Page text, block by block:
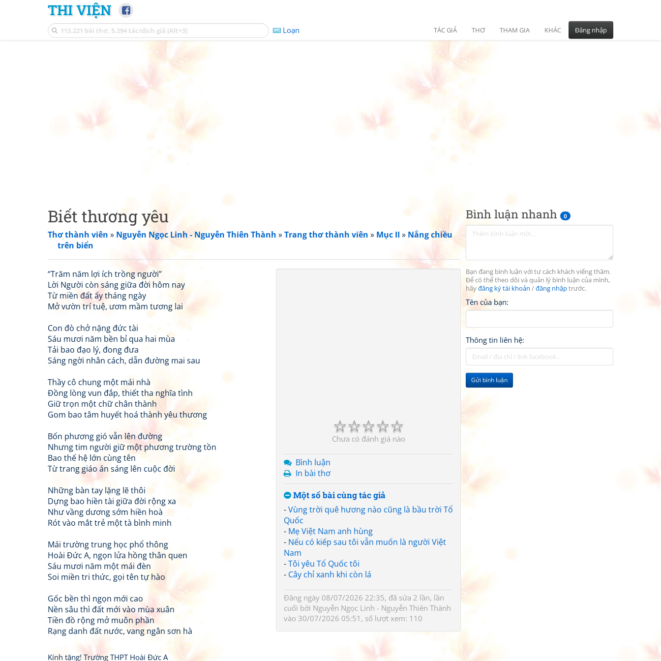
THI VIỆN
Loạn TÁC GIẢ THƠ THAM GIA KHÁC Đăng nhập
Bình luận nhanh 0
Bạn đang bình luận với tư cách khách viếng thăm.
Để có thể theo dõi và quản lý bình luận của mình,
hãyđăng ký tài khoản /đăng nhậptrước.
Tên của bạn:
Thông tin liên hệ:
Gửi bình luận
Biết thương yêu
Thơ thành viên » Nguyễn Ngọc Linh - Nguyễn Thiên Thành »Trang thơ thành viên » Mục II » Nắng chiều
trên biển
☆
☆
☆
☆
☆
Chưa có đánh giá nào
Bình luận
In bài thơ
Một số bài cùng tác giả
-Vùng trời quê hương nào cũng là bầu trời Tổ
Quốc
- Mẹ Việt Nam anh hùng
- Nếu có kiếp sau tôi vẫn muốn là người Việt
Nam
-Tôi yêu Tổ Quốc tôi
- Cây chỉ xanh khi còn lá
Đăng ngày 08/07/2026 22:35, đã sửa 2 lần, lần
cuối bởi Nguyễn Ngọc Linh - Nguyễn Thiên Thành
vào 30/07/2026 05:51, số lượt xem: 110
“Trăm năm lợi ích trồng người”
Lời Người còn sáng giữa đời hôm nay
Từ miền đất ấy tháng ngày
Mở vườn trí tuệ, ươm mầm tương lai
Con đò chở nặng đức tài
Sáu mươi năm bền bỉ qua hai mùa
Tải bao đạo lý, đong đưa
Sáng ngời nhân cách, dẫn đường mai sau
Thầy cô chung một mái nhà
Đồng lòng vun đắp, thiết tha nghĩa tình
Giữ trọn một chữ chân thành
Gom bao tâm huyết hoá thành yêu thương
Bốn phương gió vẫn lên đường
Nhưng tim người giữ một phương trường tồn
Bao thế hệ lớn cùng tên
Từ trang giáo án sáng lên cuộc đời
Những bàn tay lặng lẽ thôi
Dựng bao hiền tài giữa đời rộng xa
Như vầng dương sớm hiền hoà
Rót vào mắt trẻ một tà bình minh
Mái trường trung học phổ thông
Hoài Đức A, ngọn lửa hồng thân quen
Sáu mươi năm một mái đèn
Soi miền tri thức, gọi tên tự hào
Gốc bền thì ngọn mới cao
Nền sâu thì đất mới vào mùa xuân
Tiền đồ rộng mở muôn phần
Rạng danh đất nước, vang ngân sơn hà
Kính tặng! Trường THPT Hoài Đức A